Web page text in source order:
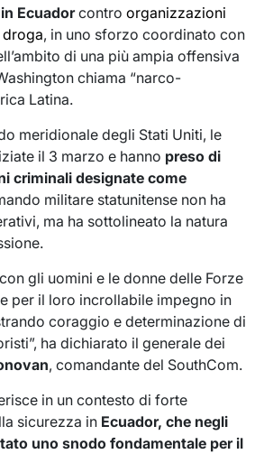
Ecuadorcontro organizzazioni
, in uno sforzo coordinato con
di una più ampia offensiva
chiama “narco-
Latina.
meridionale degli Stati Uniti, le
il 3 marzo e hanno preso di
criminali designate come
militare statunitense non ha
ma ha sottolineato la natura
gli uomini e le donne delle Forze
per il loro incrollabile impegno in
coraggio e determinazione di
ha dichiarato il generale dei
, comandante del SouthCom.
in un contesto di forte
sicurezza in Ecuador, che negli
uno snodo fondamentale per il